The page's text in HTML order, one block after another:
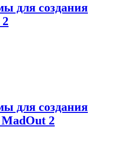
для создания
для создания
2